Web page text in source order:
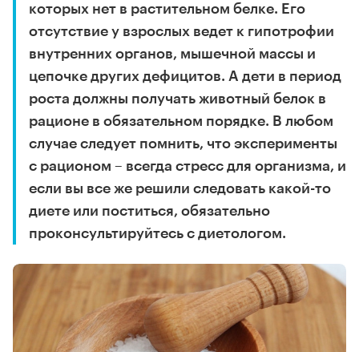
которых нет в растительном белке. Его
отсутствие у взрослых ведет к гипотрофии
внутренних органов, мышечной массы и
цепочке других дефицитов. А дети в период
роста должны получать животный белок в
рационе в обязательном порядке. В любом
случае следует помнить, что эксперименты
с рационом – всегда стресс для организма, и
если вы все же решили следовать какой-то
диете или поститься, обязательно
проконсультируйтесь с диетологом.